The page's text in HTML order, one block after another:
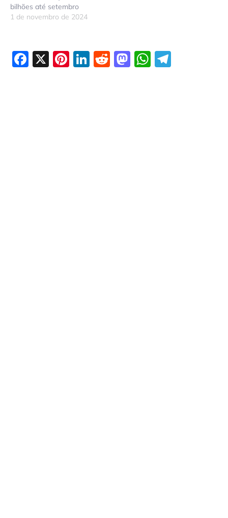
bilhões até setembro
1 de novembro de 2024
Facebook
X Pinterest
LinkedIn
Reddit
Mastodon